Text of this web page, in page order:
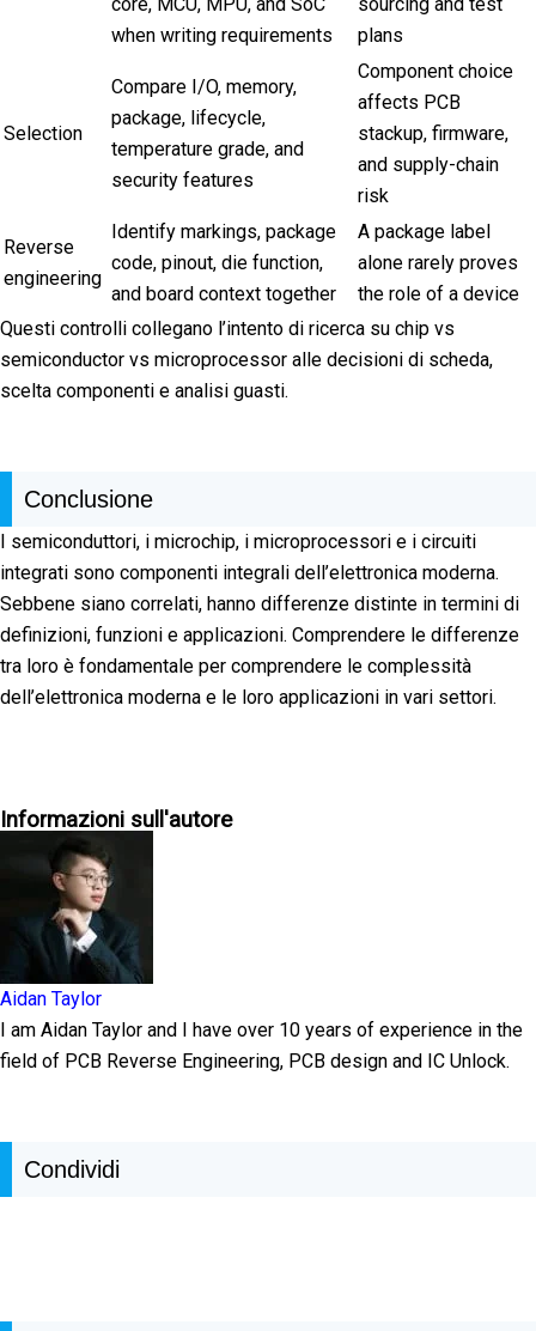
when writing requirements
plans
Selection
Compare I/O, memory,
package, lifecycle,
temperature grade, and
security features
Component choice
affects PCB
stackup, firmware,
and supply-chain
risk
Reverse
engineering
Identify markings, package
code, pinout, die function,
and board context together
A package label
alone rarely proves
the role of a device
Questi controlli collegano l’intento di ricerca su chip vs
semiconductor vs microprocessor alle decisioni di scheda,
scelta componenti e analisi guasti.
Conclusione
I semiconduttori, i microchip, i microprocessori e i circuiti
integrati sono componenti integrali dell’elettronica moderna.
Sebbene siano correlati, hanno differenze distinte in termini di
definizioni, funzioni e applicazioni. Comprendere le differenze
tra loro è fondamentale per comprendere le complessità
dell’elettronica moderna e le loro applicazioni in vari settori.
Informazioni sull'autore
Aidan Taylor
I am Aidan Taylor and I have over 10 years of experience in the
field of PCB Reverse Engineering, PCB design and IC Unlock.
Condividi